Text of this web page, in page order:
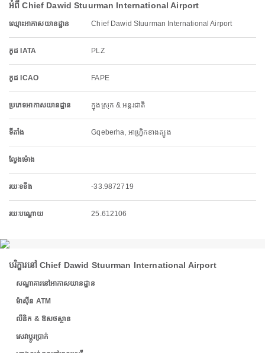
អំពី Chief Dawid Stuurman International Airport
ឈ្មោះអាកាសយានដ្ឋាន Chief Dawid Stuurman International Airport
កូដ IATA PLZ
កូដ ICAO FAPE
ប្រភេទអាកាសយានដ្ឋាន ក្នុងស្រុក & អន្តរជាតិ
ទីតាំង Gqeberha, អាហ្វ្រិកខាងត្បូង
ល្វែងម៉ោង
រយៈទទឹង -33.9872719
រយៈបណ្តោយ 25.612106
បរិក្ខារនៅ Chief Dawid Stuurman International Airport
សណ្ឋាគារនៅអាកាសយានដ្ឋាន
ម៉ាស៊ីន ATM
លីនិក & ឱសថស្ថាន
សេវាប្តូរប្រាក់